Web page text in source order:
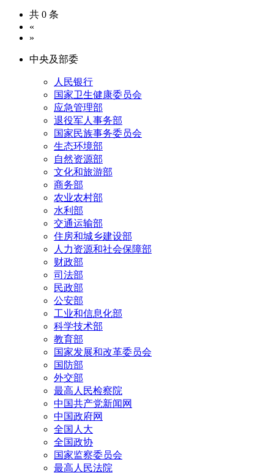
共 0 条
«
»
中央及部委
人民银行
国家卫生健康委员会
应急管理部
退役军人事务部
国家民族事务委员会
生态环境部
自然资源部
文化和旅游部
商务部
农业农村部
水利部
交通运输部
住房和城乡建设部
人力资源和社会保障部
财政部
司法部
民政部
公安部
工业和信息化部
科学技术部
教育部
国家发展和改革委员会
国防部
外交部
最高人民检察院
中国共产党新闻网
中国政府网
全国人大
全国政协
国家监察委员会
最高人民法院